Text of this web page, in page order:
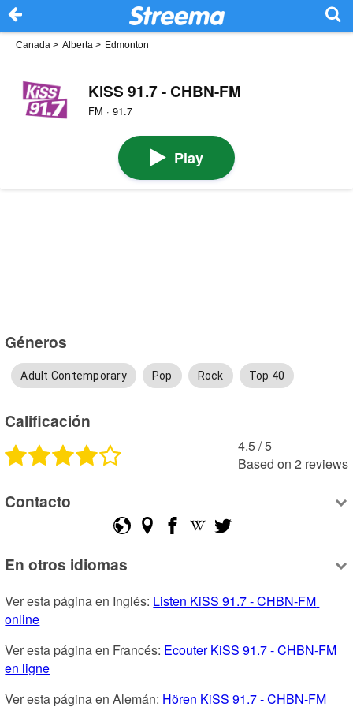
Canada > Alberta > Edmonton
KiSS 91.7 - CHBN-FM
FM · 91.7
Play
Géneros
Adult Contemporary Pop Rock Top 40
Calificación
4.5 /5
Based on 2 reviews
Contacto
En otros idiomas
Ver esta página en Inglés: Listen KiSS 91.7 - CHBN-FM
online
Ver esta página en Francés: Ecouter KiSS 91.7 - CHBN-FM
en ligne
Ver esta página en Alemán: Hören KiSS 91.7 - CHBN-FM